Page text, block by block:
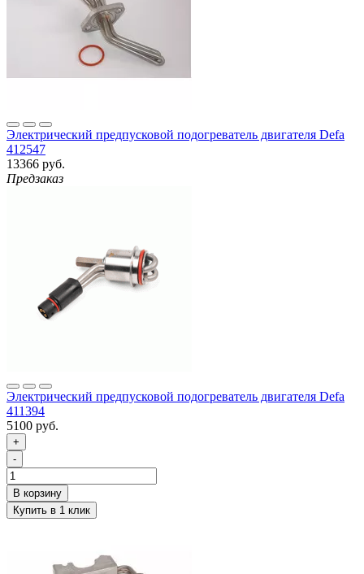
Электрический предпусковой подогреватель двигателя Defa
412547
13366 руб.
Предзаказ
Электрический предпусковой подогреватель двигателя Defa
411394
5100 руб.
+
-